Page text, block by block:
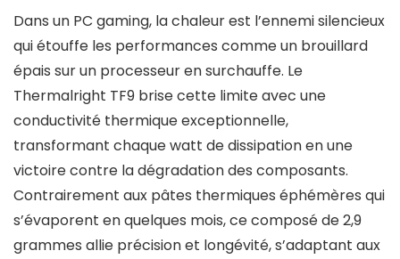
Dans un PC gaming, la chaleur est l’ennemi silencieux
qui étouffe les performances comme un brouillard
épais sur un processeur en surchauffe. Le
Thermalright TF9 brise cette limite avec une
conductivité thermique exceptionnelle,
transformant chaque watt de dissipation en une
victoire contre la dégradation des composants.
Contrairement aux pâtes thermiques éphémères qui
s’évaporent en quelques mois, ce composé de 2,9
grammes allie précision et longévité, s’adaptant aux